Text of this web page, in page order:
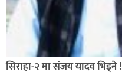
सिराहा-२ मा संजय यादव भिड्ने !